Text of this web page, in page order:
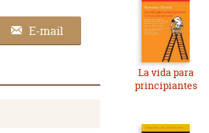
E-mail
La vida para
principiantes